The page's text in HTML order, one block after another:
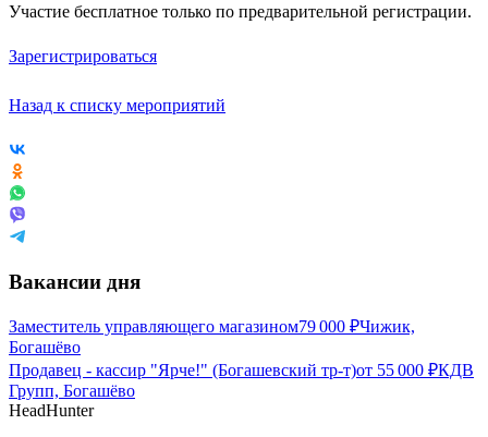
Участие бесплатное только по предварительной регистрации.
Зарегистрироваться
Назад к списку мероприятий
Вакансии дня
Заместитель управляющего магазином79 000 ₽Чижик,
Богашёво
Продавец - кассир "Ярче!" (Богашевский тр-т)от 55 000 ₽КДВ
Групп, Богашёво
HeadHunter